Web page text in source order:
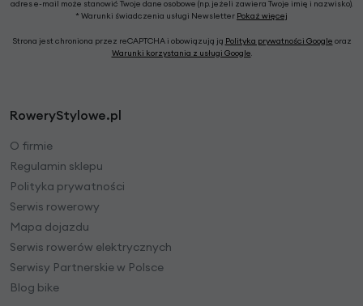
adres e-mail może stanowić Twoje dane osobowe (np. jeżeli zawiera Twoje imię i nazwisko).
* Warunki świadczenia usługi Newsletter Pokaż więcej
Strona jest chroniona przez reCAPTCHA i obowiązują ją Polityka prywatności Google oraz
Warunki korzystania z usługi Google
RoweryStylowe.pl
O firmie
Regulamin sklepu
Polityka prywatności
Serwis rowerowy
Mapa dojazdu
Serwis rowerów elektrycznych
Serwisy Partnerskie w Polsce
Blog bike